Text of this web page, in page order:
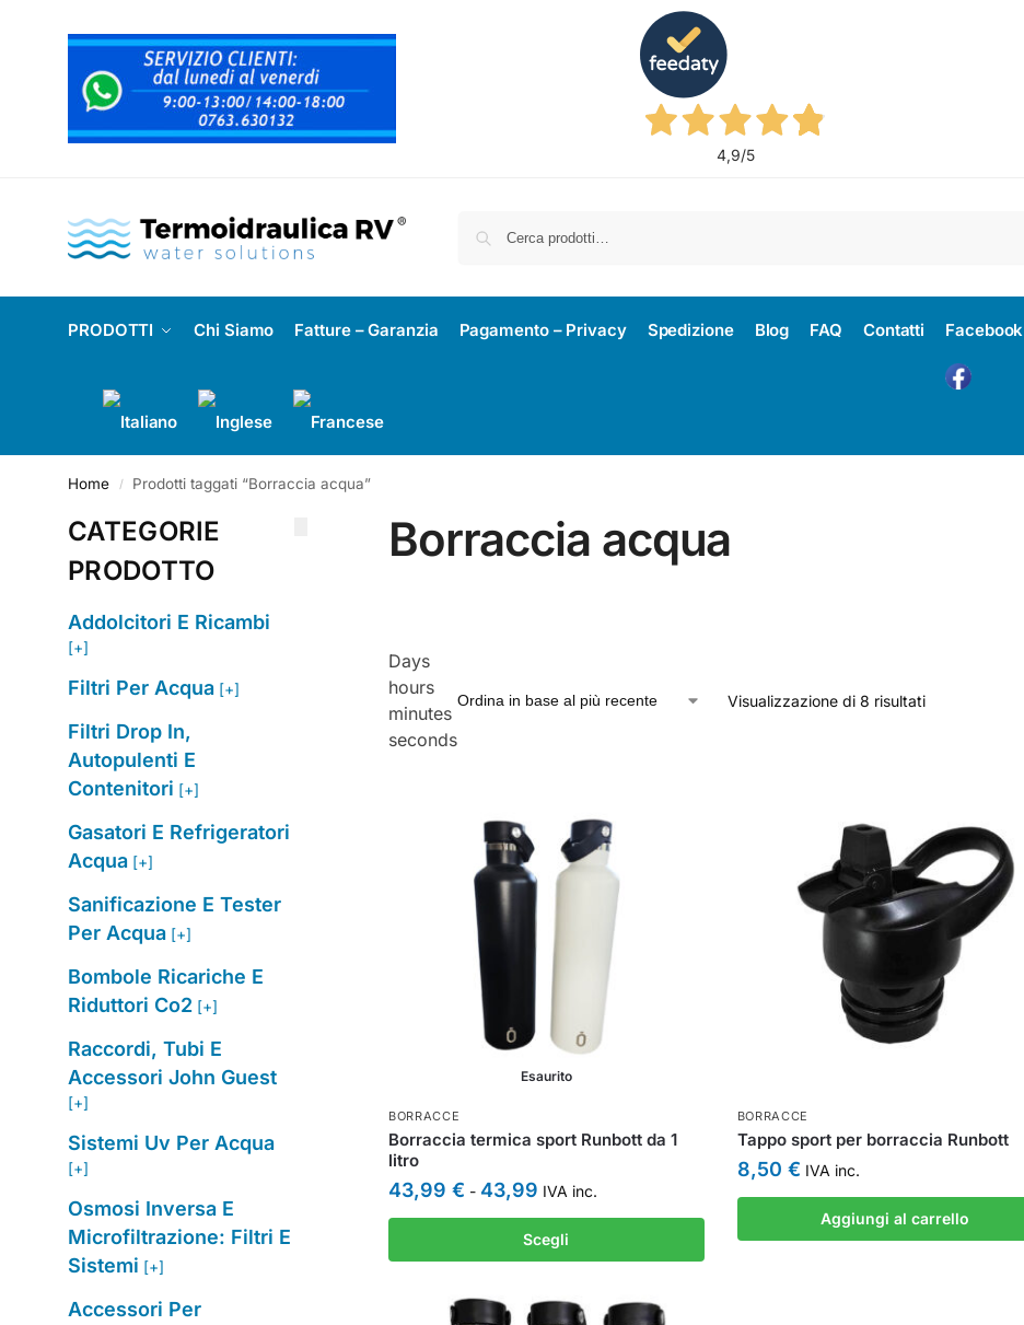
4,9/5
PRODOTTI Chi Siamo Fatture – Garanzia Pagamento – Privacy Spedizione Blog FAQ Contatti Facebook
Home / Prodotti taggati “Borraccia acqua”
Borraccia acqua
Days
hours
minutes
seconds
Visualizzazione di 8 risultati
Esaurito
BORRACCE
Borraccia termica sport Runbott da 1
litro
43,99 € - 43,99 IVA inc.
Scegli
BORRACCE
Tappo sport per borraccia Runbott
8,50 € IVA inc.
Aggiungi al carrello
CATEGORIE
PRODOTTO
Addolcitori E Ricambi
[+]
Filtri Per Acqua [+]
Filtri Drop In,
Autopulenti E
Contenitori [+]
Gasatori E Refrigeratori
Acqua [+]
Sanificazione E Tester
Per Acqua [+]
Bombole Ricariche E
Riduttori Co2 [+]
Raccordi, Tubi E
Accessori John Guest
[+]
Sistemi Uv Per Acqua
[+]
Osmosi Inversa E
Microfiltrazione: Filtri E
Sistemi [+]
Accessori Per